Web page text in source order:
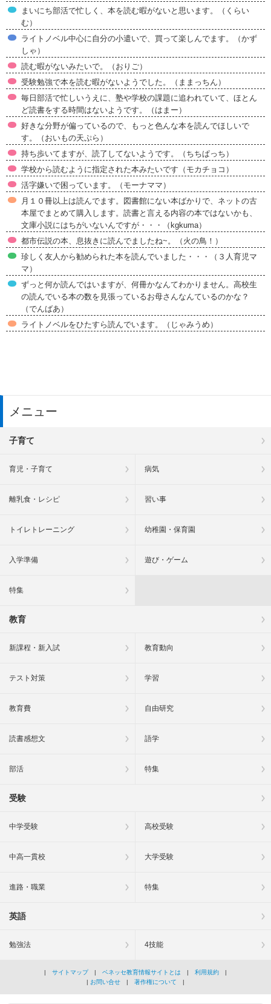
まいにち部活で忙しく、本を読む暇がないと思います。（くらい
む）
ライトノベル中心に自分の小遣いで、買って楽しんでます。（かず
しゃ）
読む暇がないみたいで。（おりご）
受験勉強で本を読む暇がないようでした。（ままっちん）
毎日部活で忙しいうえに、塾や学校の課題に追われていて、ほとん
ど読書をする時間はないようです。（はまー）
好きな分野が偏っているので、もっと色んな本を読んでほしいで
す。（おいもの天ぷら）
持ち歩いてますが、読了してないようです。（ちちぱっち）
学校から読むように指定された本みたいです（モカチョコ）
活字嫌いで困っています。（モーナママ）
月１０冊以上は読んでます。図書館にない本ばかりで、ネットの古
本屋でまとめて購入します。読書と言える内容の本ではないかも、
文庫小説にはちがいないんですが・・・（kgkuma）
都市伝説の本、息抜きに読んでましたね~。（火の鳥！）
珍しく友人から勧められた本を読んでいました・・・（３人育児マ
マ）
ずっと何か読んではいますが、何冊かなんてわかりません。高校生
の読んでいる本の数を見張っているお母さんなんているのかな？
（でんばあ）
ライトノベルをひたすら読んでいます。（じゃみうめ）
メニュー
子育て
育児・子育て 病気
離乳食・レシピ 習い事
トイレトレーニング 幼稚園・保育園
入学準備 遊び・ゲーム
特集
教育
新課程・新入試 教育動向
テスト対策 学習
教育費 自由研究
読書感想文 語学
部活 特集
受験
中学受験 高校受験
中高一貫校 大学受験
進路・職業 特集
英語
勉強法 4技能
| サイトマップ| ベネッセ教育情報サイトとは | 利用規約 |
| お問い合せ | 著作権について |